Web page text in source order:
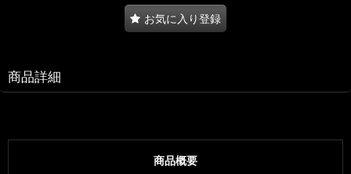
お気に入り登録
商品詳細
商品概要